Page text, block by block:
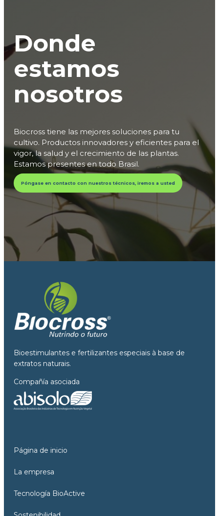
Donde
estamos
nosotros
Biocross tiene las mejores soluciones para tu
cultivo. Productos innovadores y eficientes para el
vigor, la salud y el crecimiento de las plantas.
Estamos presentes en todo Brasil.
Póngase en contacto con nuestros técnicos, iremos a usted
Bioestimulantes e fertilizantes especiais à base de
extratos naturais.
Compañía asociada
Página de inicio
La empresa
Tecnología BioActive